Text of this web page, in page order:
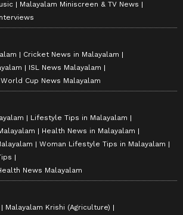
Malayalam Miniscreen & TV News
Cricket News in Malayalam
ISL News Malayalam
World Cup News Malayalam
Lifestyle Tips in Malayalam
Health News in Malayalam
Woman Lifestyle Tips in Malayalam
News Malayalam
Malayalam Krishi (Agriculture)